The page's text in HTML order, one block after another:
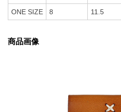
ONE SIZE 8 11.5
商品画像